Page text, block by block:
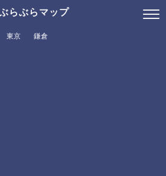
らぶらマップ
東京 鎌倉